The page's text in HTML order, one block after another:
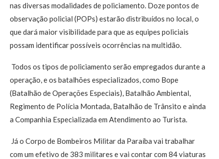
nas diversas modalidades de policiamento. Doze pontos de
observação policial (POPs) estarão distribuídos no local, o
que dará maior visibilidade para que as equipes policiais
possam identificar possíveis ocorrências na multidão.
Todos os tipos de policiamento serão empregados durante a
operação, e os batalhões especializados, como Bope
(Batalhão de Operações Especiais), Batalhão Ambiental,
Regimento de Polícia Montada, Batalhão de Trânsito e ainda
a Companhia Especializada em Atendimento ao Turista.
Já o Corpo de Bombeiros Militar da Paraíba vai trabalhar
com um efetivo de 383 militares e vai contar com 84 viaturas